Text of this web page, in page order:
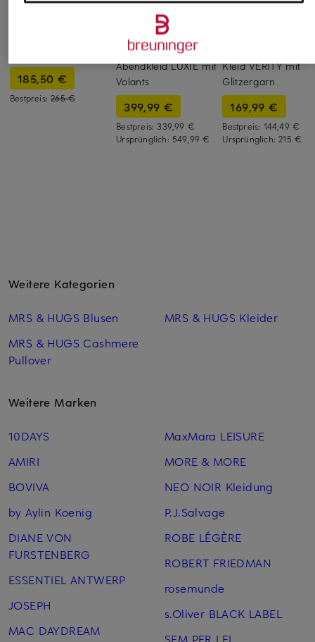
185,50 €
Bestpreis:265 €
+Aktionsrabatt
MARANT ÉTOILE
Abendkleid LUXIE mit
Volants
399,99 €
Bestpreis:339,99 €
Ursprünglich: 549,99 €
Kleid VERITY mit
Glitzergarn
169,99 €
Bestpreis: 144,49 €
Ursprünglich:215 €
Weitere Kategorien
MRS & HUGS Blusen
MRS & HUGS Cashmere
Pullover
MRS & HUGS Kleider
Weitere Marken
10DAYS
AMIRI
BOVIVA
by Aylin Koenig
DIANE VON
FURSTENBERG
ESSENTIEL ANTWERP
JOSEPH
MAC DAYDREAM
MaxMara LEISURE
MORE & MORE
NEO NOIR Kleidung
P.J.Salvage
ROBE LÉGÈRE
ROBERT FRIEDMAN
rosemunde
s.Oliver BLACK LABEL
SEM PER LEI